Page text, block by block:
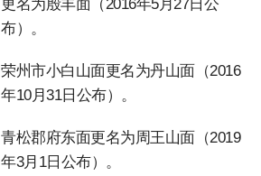
更名为殷丰面（2016年5月27日公
布）。
荣州市小白山面更名为丹山面（2016
年10月31日公布）。
青松郡府东面更名为周王山面（2019
年3月1日公布）。